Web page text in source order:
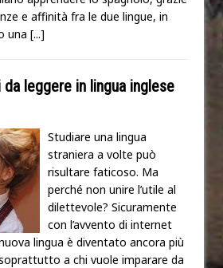
e affinità fra le due lingue, in
una [...]
leggere in lingua inglese
Studiare una lingua
straniera a volte può
risultare faticoso. Ma
perché non unire l’utile al
dilettevole? Sicuramente
con l’avvento di internet
lingua è diventato ancora più
a chi vuole imparare da